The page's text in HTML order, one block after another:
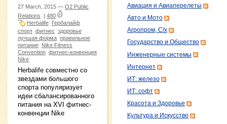
27 March, 2015 — O2 Public
Relations | 480
Herbalife Гербалайф
спорт фитнес здоровье
лучшая форма правильное
питание Nike Fitness
Convention фитнес-конвенция
Nike
Herbalife совместно со
звездами большого
спорта популяризует
идеи сбалансированного
питания на XVI фитнес-
конвенции Nike
Авиация и Авиаперелеты
Авто и Мото
Агропром, С/х
Государство и Общество
Инженерные системы
Интернет
ИТ: железо
ИТ: софт
Красота и Здоровье
Культура и Искусство